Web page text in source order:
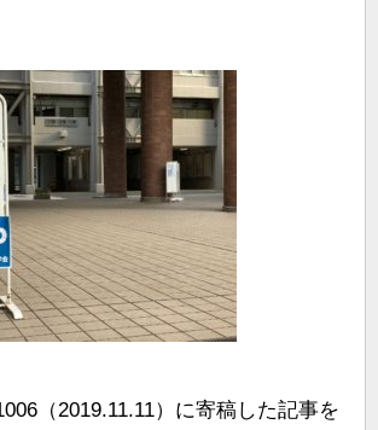
（2019.11.11）に寄稿した記事を